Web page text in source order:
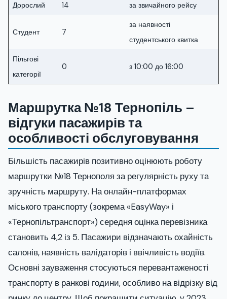
Дорослий 14 за звичайного рейсу
Студент 7
за наявності
студентського квитка
Пільгові
категорії
0 з 10:00 до 16:00
Маршрутка №18 Тернопіль –
відгуки пасажирів та
особливості обслуговування
Більшість пасажирів позитивно оцінюють роботу
маршрутки №18 Тернополя за регулярність руху та
зручність маршруту. На онлайн-платформах
міського транспорту (зокрема «EasyWay» і
«Тернопільтранспорт») середня оцінка перевізника
становить 4,2 із 5. Пасажири відзначають охайність
салонів, наявність валідаторів і ввічливість водіїв.
Основні зауваження стосуються перевантаженості
транспорту в ранкові години, особливо на відрізку від